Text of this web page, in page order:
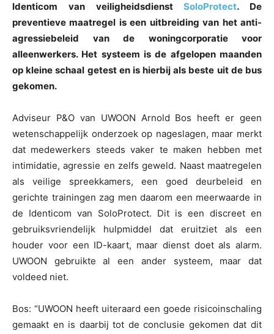
Identicom van veiligheidsdienstSoloProtect. De
preventieve maatregel is een uitbreiding van het anti-
agressiebeleid van de woningcorporatie voor
alleenwerkers. Het systeem is de afgelopen maanden
op kleine schaal getest en is hierbij als beste uit de bus
gekomen.
Adviseur P&O van UWOON Arnold Bos heeft er geen
wetenschappelijk onderzoek op nageslagen, maar merkt
dat medewerkers steeds vaker te maken hebben met
intimidatie, agressie en zelfs geweld. Naast maatregelen
als veilige spreekkamers, een goed deurbeleid en
gerichte trainingen zag men daarom een meerwaarde in
de Identicom van SoloProtect. Dit is een discreet en
gebruiksvriendelijk hulpmiddel dat eruitziet als een
houder voor een ID-kaart, maar dienst doet als alarm.
UWOON gebruikte al een ander systeem, maar dat
voldeed niet.
Bos: “UWOON heeft uiteraard een goede risicoinschaling
gemaakt en is daarbij tot de conclusie gekomen dat dit